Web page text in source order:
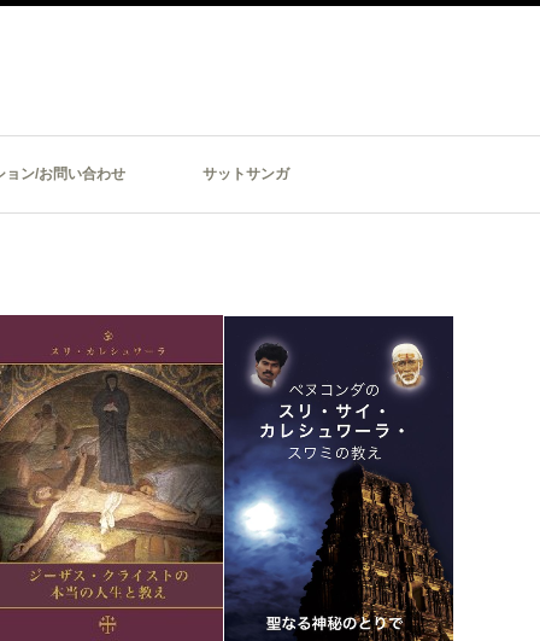
ョン/お問い合わせ サットサンガ